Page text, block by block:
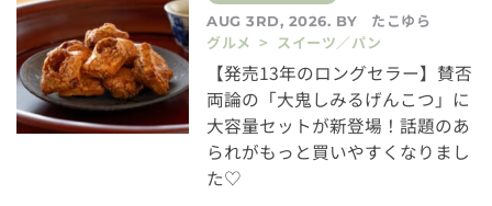
AUG 3RD, 2026. BY
たこゆら
グルメ > スイーツ／パン
【発売13年のロングセラー】賛否
両論の「大鬼しみるげんこつ」に
大容量セットが新登場！話題のあ
られがもっと買いやすくなりまし
た♡